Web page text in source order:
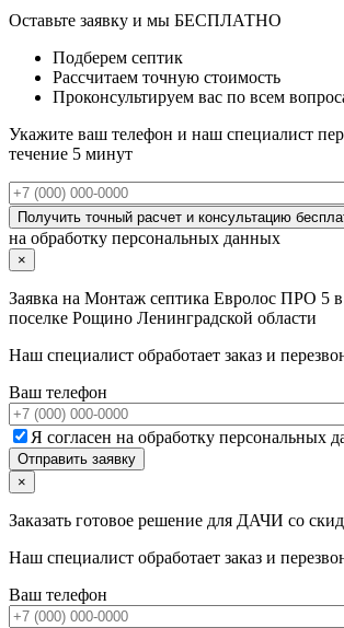
Оставьте заявку и мы БЕСПЛАТНО
Подберем септик
Рассчитаем точную стоимость
Проконсультируем вас по всем
Укажите ваш телефон и наш специалист
течение 5 минут
на обработку персональных данных
×
Заявка на Монтаж септика Евролос ПРО 5 в
поселке Рощино Ленинградской области
Наш специалист обработает заказ и
Ваш телефон
Я согласен на обработку персональных
×
Заказать готовое решение для ДАЧИ со
Наш специалист обработает заказ и
Ваш телефон